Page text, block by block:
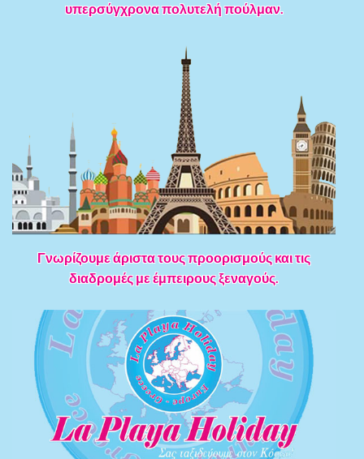
υπερσύγχρονα πολυτελή πούλμαν.
Γνωρίζουμε άριστα τους προορισμούς και τις
διαδρομές με έμπειρους ξεναγούς.